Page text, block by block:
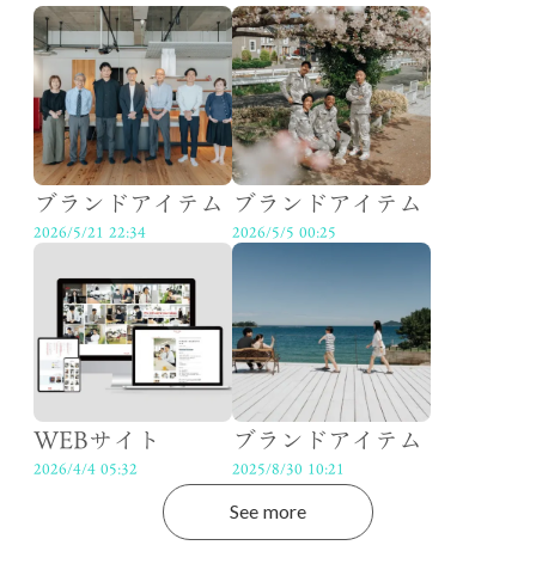
ブランドアイテム
2026/5/21 22:34
ブランドアイテム
2026/5/5 00:25
WEBサイト
2026/4/4 05:32
ブランドアイテム
2025/8/30 10:21
See more